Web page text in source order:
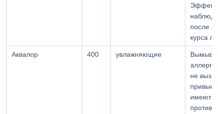
Эффект
после
курса
Аквалор 400 увлажняющие
не
имеют